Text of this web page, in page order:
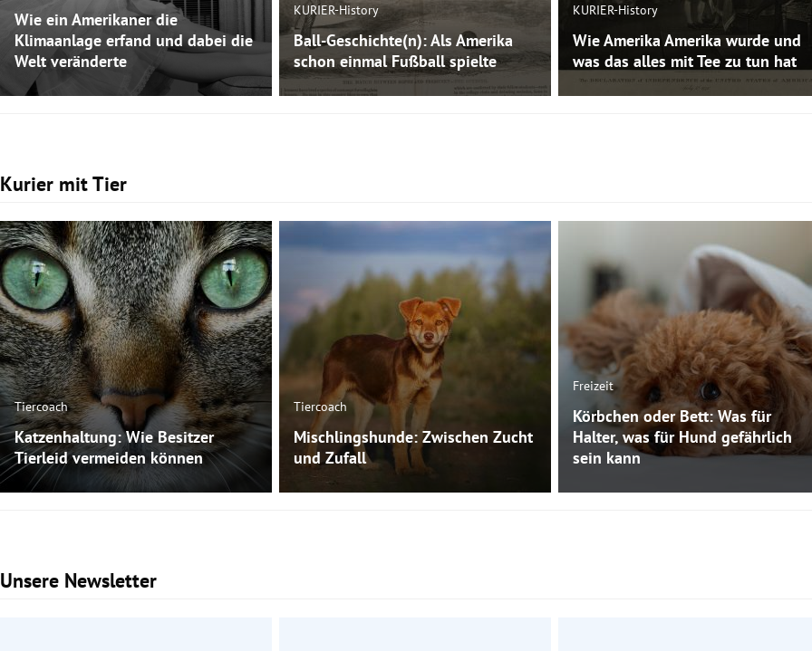
Wie ein Amerikaner die
Klimaanlage erfand und dabei die
Welt veränderte
KURIER-History
Ball-Geschichte(n): Als Amerika
schon einmal Fußball spielte
KURIER-History
Wie Amerika Amerika wurde und
was das alles mit Tee zu tun hat
Kurier mit Tier
Slide 1 von 3
Tiercoach
Katzenhaltung: Wie Besitzer
Tierleid vermeiden können
Tiercoach
Mischlingshunde: Zwischen Zucht
und Zufall
Freizeit
Körbchen oder Bett: Was für
Halter, was für Hund gefährlich
sein kann
Unsere Newsletter
Slide 1 von 3